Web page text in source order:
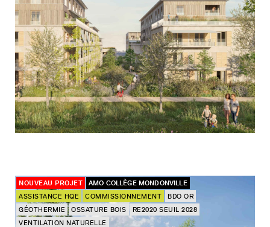
NOUVEAU PROJET
AMO COLLÈGE MONDONVILLE
ASSISTANCE HQE
COMMISSIONNEMENT
BDO OR
GÉOTHERMIE
OSSATURE BOIS
RE2020 SEUIL 2028
VENTILATION NATURELLE